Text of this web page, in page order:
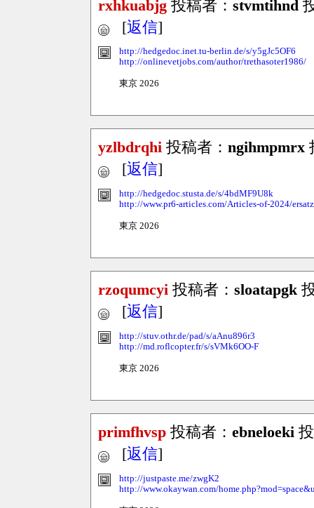
rxhkuabjg 投稿者： stvmtihnd
[返信]
http://hedgedoc.inet.tu-berlin.de/s/y5gJc5OF6
http://onlinevetjobs.com/author/trethasoter1986/
東京 2026
yzlbdrqhi 投稿者： ngihmpmrx
[返信]
http://hedgedoc.stusta.de/s/4bdMF9U8k
http://www.pr6-articles.com/Articles-of-2024/
東京 2026
rzoqumcyi 投稿者： sloatapgk
[返信]
http://stuv.othr.de/pad/s/aAnu896r3
http://md.roflcopter.fr/s/sVMk6OO-F
東京 2026
primfhvsp 投稿者： ebneloeki
[返信]
http://justpaste.me/zwgK2
http://www.okaywan.com/